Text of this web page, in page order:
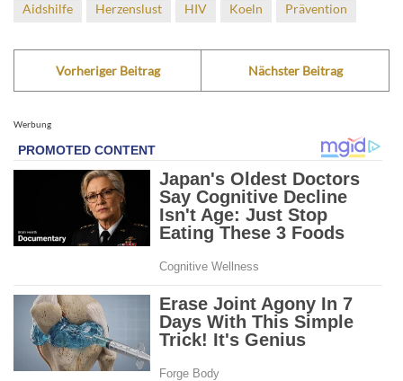
Aidshilfe Herzenslust HIV Koeln Prävention
Vorheriger Beitrag Nächster Beitrag
Werbung